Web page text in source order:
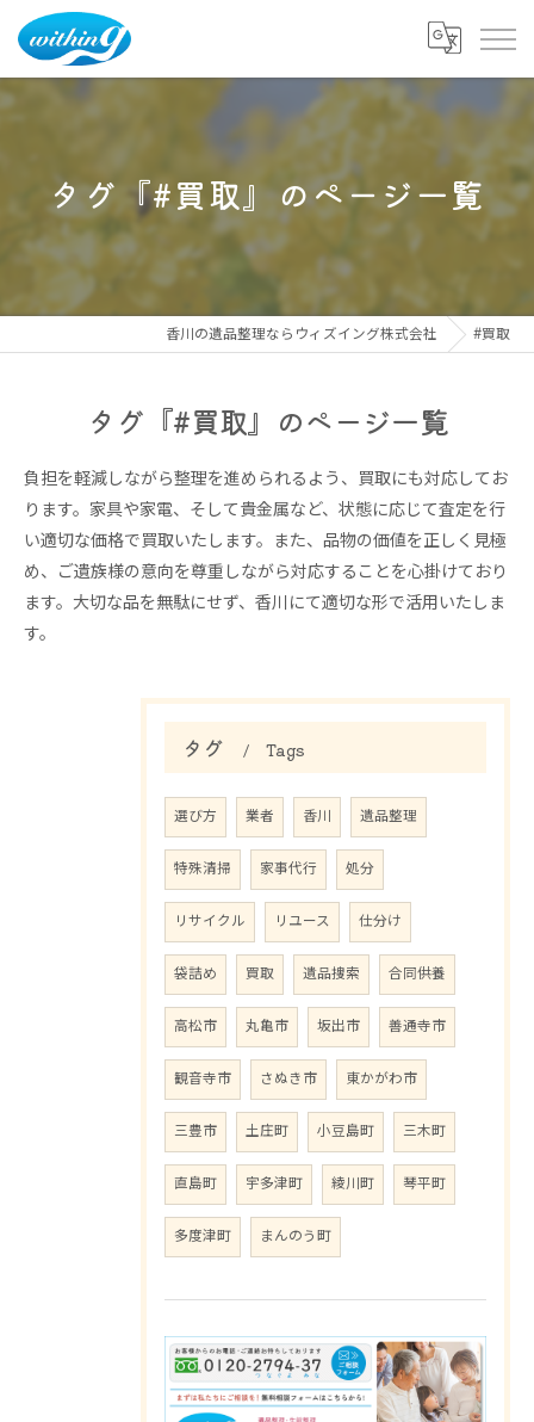
タグ『#買取』のページ一覧
香川の遺品整理ならウィズイング株式会社 #買取
タグ『#買取』のページ一覧
負担を軽減しながら整理を進められるよう、買取にも対応してお
ります。家具や家電、そして貴金属など、状態に応じて査定を行
い適切な価格で買取いたします。また、品物の価値を正しく見極
め、ご遺族様の意向を尊重しながら対応することを心掛けており
ます。大切な品を無駄にせず、香川にて適切な形で活用いたしま
す。
タグ Tags
選び方 業者 香川 遺品整理
特殊清掃 家事代行 処分
リサイクル リユース 仕分け
袋詰め 買取 遺品捜索 合同供養
高松市 丸亀市 坂出市 善通寺市
観音寺市 さぬき市 東かがわ市
三豊市 土庄町 小豆島町 三木町
直島町 宇多津町 綾川町 琴平町
多度津町 まんのう町